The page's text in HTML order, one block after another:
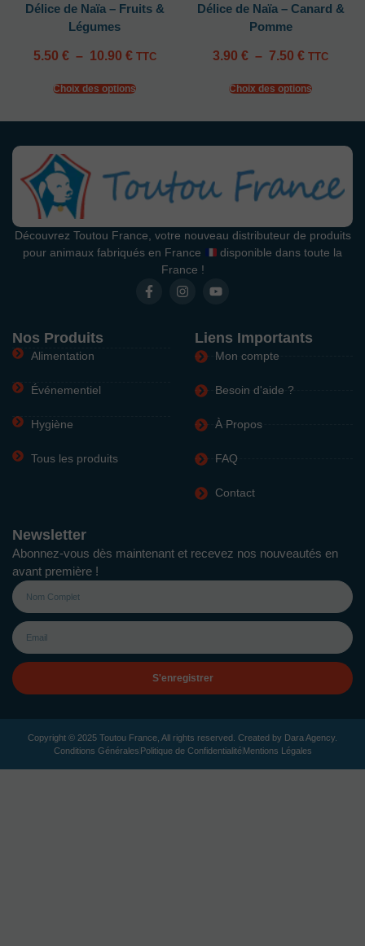
Délice de Naïa – Fruits &
Légumes
5.50 € – 10.90 € TTC
Choix des options
Délice de Naïa – Canard &
Pomme
3.90 € – 7.50 € TTC
Choix des options
Découvrez Toutou France, votre nouveau distributeur de produits
pour animaux fabriqués en France
disponible dans toute la
France !
Nos Produits
Alimentation
Événementiel
Hygiène
Tous les produits
Liens Importants
Mon compte
Besoin d'aide ?
À Propos
FAQ
Contact
Newsletter
Abonnez-vous dès maintenant et recevez nos nouveautés en
avant première !
S'enregistrer
Copyright © 2025 Toutou France, All rights reserved. Created by Dara Agency
Conditions Générales Politique de Confidentialité Mentions Légales